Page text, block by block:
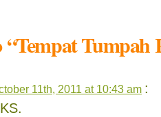
“Tempat Tumpah
11th, 2011 at 10:43 am :